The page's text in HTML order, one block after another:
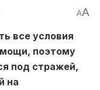
AA
все условия
поэтому
под стражей,
на